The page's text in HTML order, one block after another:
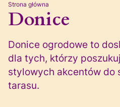
Strona główna
Donice
Donice ogrodowe to
dla tych, którzy
stylowych akcentów do
tarasu.